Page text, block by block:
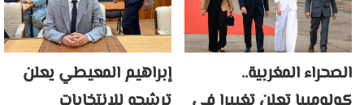
الصحراء المغربية..
إبراهيم المعيطي يعلن